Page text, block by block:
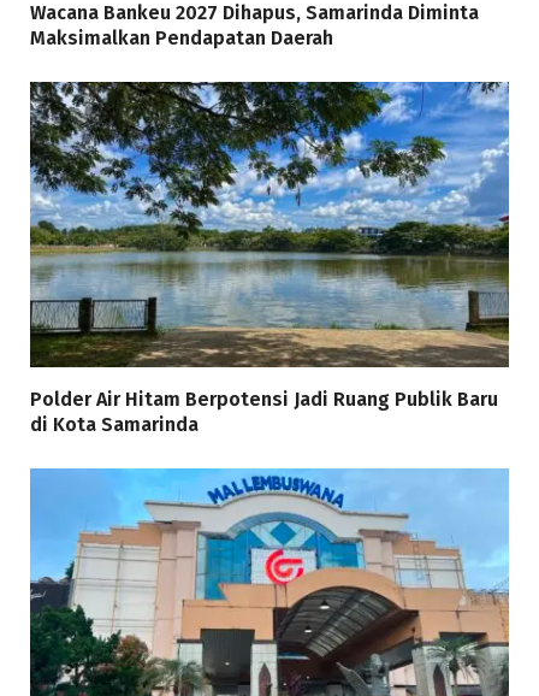
Wacana Bankeu 2027 Dihapus, Samarinda Diminta
Maksimalkan Pendapatan Daerah
Polder Air Hitam Berpotensi Jadi Ruang Publik Baru
di Kota Samarinda